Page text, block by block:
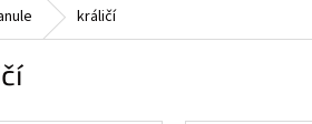
králičí